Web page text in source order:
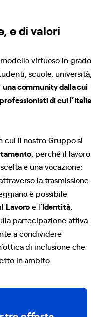
e di valori
virtuoso in grado
scuole, università,
una community dalla cui
di cui l’Italia
cui il nostro Gruppo si
, perché il lavoro
e una vocazione;
la trasmissione
è possibile
Lavoroe l’Identità
partecipazione attiva
a condividere
di inclusione che
in ambito